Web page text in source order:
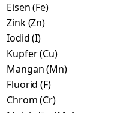
Eisen (Fe)
Zink (Zn)
Iodid (I)
Kupfer (Cu)
Mangan (Mn)
Fluorid (F)
Chrom (Cr)